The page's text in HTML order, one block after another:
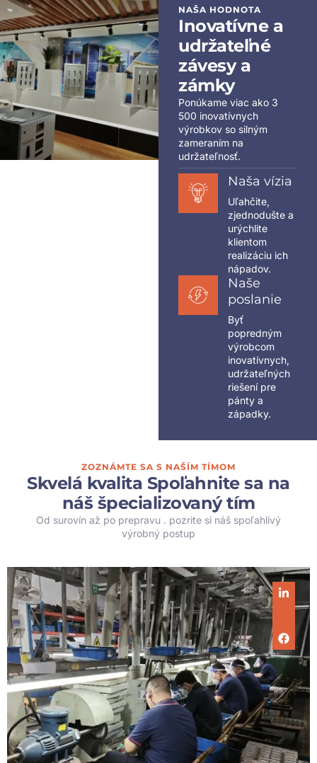
NAŠA HODNOTA
Inovatívne a
udržateľné
závesy a
zámky
Ponúkame viac ako 3
500 inovatívnych
výrobkov so silným
zameraním na
udržateľnosť.
Naša vízia
Uľahčite,
zjednodušte a
urýchlite
klientom
realizáciu ich
nápadov.
Naše
poslanie
Byť
popredným
výrobcom
inovatívnych,
udržateľných
riešení pre
pánty a
západky.
ZOZNÁMTE SA S NAŠÍM TÍMOM
Skvelá kvalita Spoľahnite sa na
náš špecializovaný tím
Od surovín až po prepravu . pozrite si náš spoľahlivý
výrobný postup